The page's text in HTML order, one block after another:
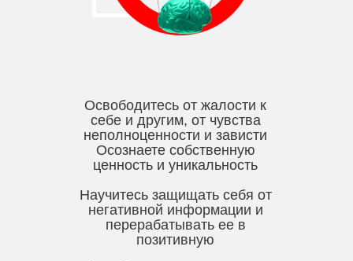
Освободитесь от жалости к
себе и другим, от чувства
неполноценности и зависти
Осознаете собственную
ценность и уникальность
Научитесь защищать себя от
негативной информации и
перерабатывать ее в
позитивную